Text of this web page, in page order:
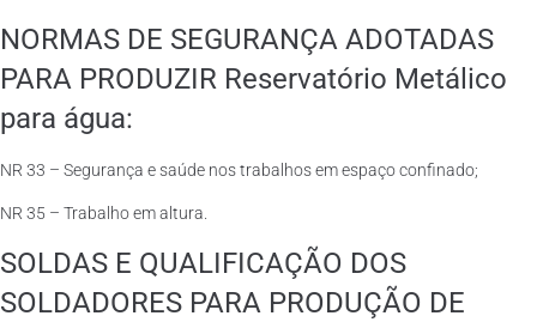
NORMAS DE SEGURANÇA ADOTADAS
PARA PRODUZIR Reservatório Metálico
para água:
NR 33 – Segurança e saúde nos trabalhos em espaço confinado;
NR 35 – Trabalho em altura.
SOLDAS E QUALIFICAÇÃO DOS
SOLDADORES PARA PRODUÇÃO DE